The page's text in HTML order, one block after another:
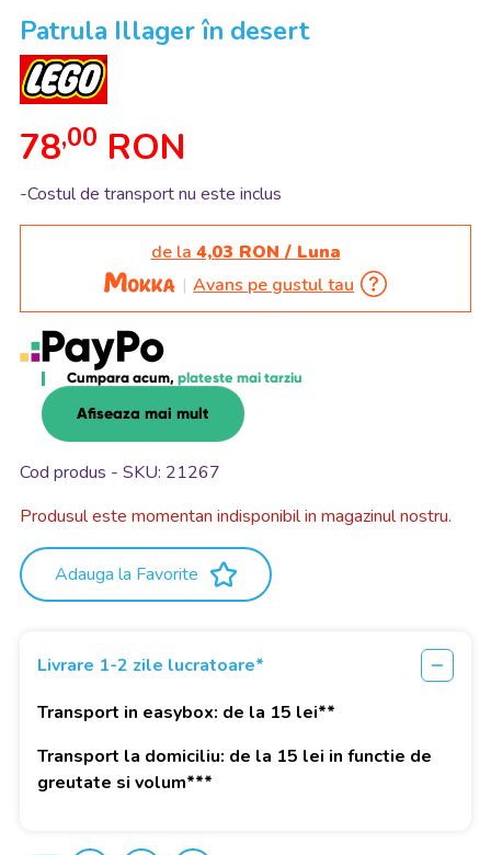
Patrula Illager în desert
78,00 RON
-Costul de transport nu este inclus
de la 4,03 RON / Luna
Avans pe gustul tau
Cumpara acum, plateste mai tarziu
Afiseaza mai mult
Cod produs - SKU 21267
Produsul este momentan indisponibil in magazinul nostru.
Adauga la Favorite
Livrare 1-2 zile lucratoare*
Transport in easybox: de la 15 lei**
Transport la domiciliu: de la 15 lei in functie de
greutate si volum***